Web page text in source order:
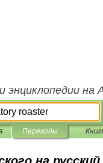
энциклопедии на
Переводы